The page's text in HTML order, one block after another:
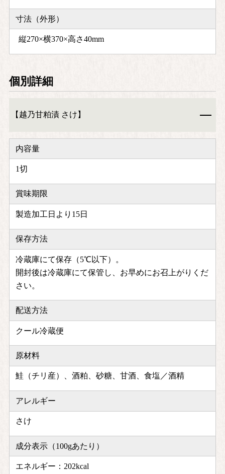
寸法（外形）
縦270×横370×高さ40mm
個別詳細
【越乃甘粕漬 さけ】
内容量
1切
賞味期限
製造加工日より15日
保存方法
冷蔵庫にて保存（5℃以下）。
開封後は冷蔵庫にて保管し、お早めにお召上がりくだ
さい。
配送方法
クール冷蔵便
原材料
鮭（チリ産）、酒粕、砂糖、甘酒、食塩／酒精
アレルギー
さけ
成分表示（100gあたり）
エネルギー：202kcal